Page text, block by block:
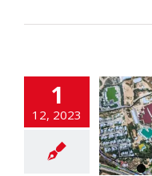
1
12, 2023
des
du
a un an, mais
méprisés.